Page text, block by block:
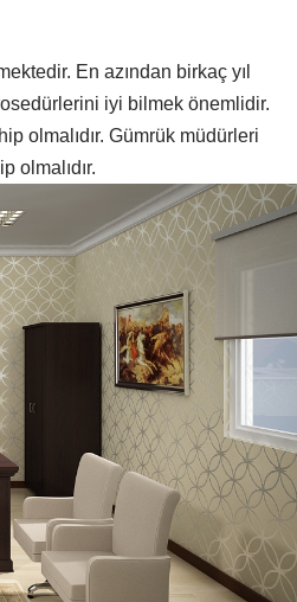
En azından birkaç yıl
iyi bilmek önemlidir.
olmalıdır. Gümrük müdürleri
olmalıdır.